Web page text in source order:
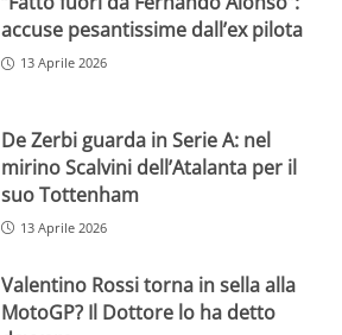
accuse pesantissime dall’ex pilota
13 Aprile 2026
De Zerbi guarda in Serie A: nel
mirino Scalvini dell’Atalanta per il
suo Tottenham
13 Aprile 2026
Valentino Rossi torna in sella alla
MotoGP? Il Dottore lo ha detto